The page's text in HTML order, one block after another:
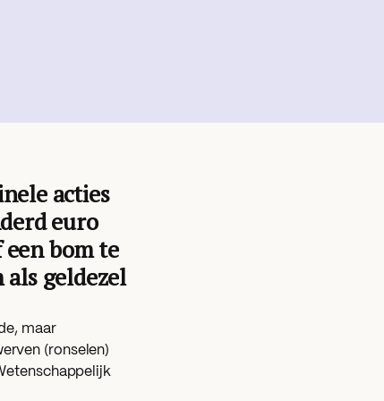
acties
euro
bom te
geldezel
maar
(ronselen)